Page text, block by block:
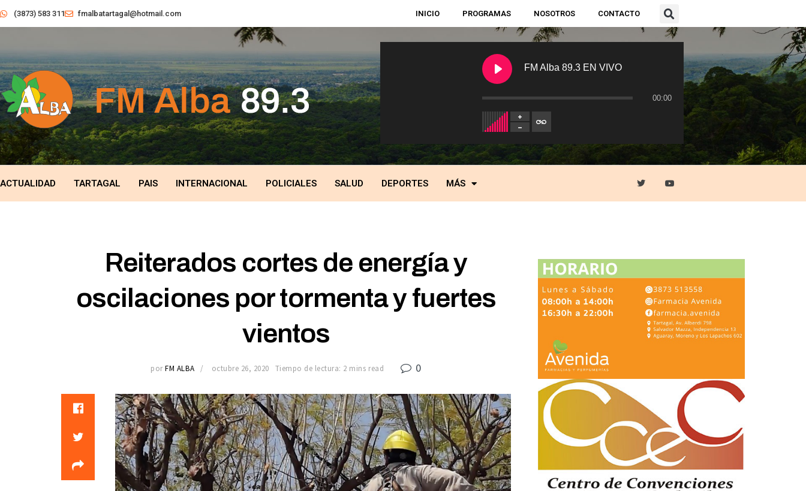
(3873) 583 311 fmalbatartagal@hotmail.com INICIO PROGRAMAS NOSOTROS CONTACTO
FM Alba 89.3 EN VIVO
00:00
ACTUALIDAD TARTAGAL PAIS INTERNACIONAL POLICIALES SALUD DEPORTES MÁS
Reiterados cortes de energía y
oscilaciones por tormenta y fuertes
vientos
por FM ALBA octubre 26, 2020 Tiempo de lectura: 2 mins read 0